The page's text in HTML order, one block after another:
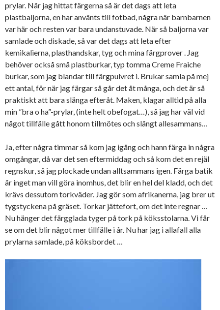
prylar. När jag hittat färgerna så är det dags att leta
plastbaljorna, en har använts till fotbad, några när barnbarnen
var här och resten var bara undanstuvade. När så baljorna var
samlade och diskade, så var det dags att leta efter
kemikalierna, plasthandskar, tyg och mina färgprover . Jag
behöver också små plastburkar, typ tomma Creme Fraiche
burkar, som jag blandar till färgpulvret i. Brukar samla på mej
ett antal, för när jag färgar så går det åt många, och det är så
praktiskt att bara slänga efteråt. Maken, klagar alltid på alla
min ”bra o ha”-prylar, (inte helt obefogat…), så jag har väl vid
något tillfälle gått honom tillmötes och slängt allesammans…
Ja, efter några timmar så kom jag igång och hann färga in några
omgångar, då var det sen eftermiddag och så kom det en rejäl
regnskur, så jag plockade undan alltsammans igen. Färga batik
är inget man vill göra inomhus, det blir en hel del kladd, och det
krävs dessutom torkväder. Jag gör som afrikanerna, jag brer ut
tygstyckena på gräset. Torkar jättefort, om det inte regnar …
Nu hänger det färgglada tyger på tork på köksstolarna. Vi får
se om det blir något mer tillfälle i år. Nu har jag i allafall alla
prylarna samlade, på köksbordet …